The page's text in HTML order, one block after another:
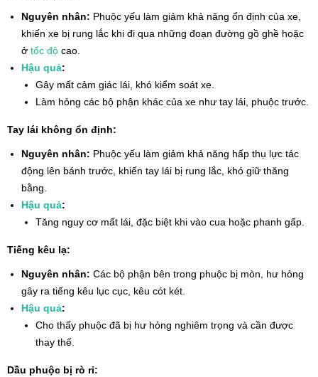
Nguyên nhân: Phuộc yếu làm giảm khả năng ổn định của xe,
khiến xe bị rung lắc khi đi qua những đoạn đường gồ ghề hoặc
ở tốc độ cao.
Hậu quả:
Gây mất cảm giác lái, khó kiểm soát xe.
Làm hỏng các bộ phận khác của xe như tay lái, phuộc trước.
Tay lái không ổn định:
Nguyên nhân: Phuộc yếu làm giảm khả năng hấp thụ lực tác
động lên bánh trước, khiến tay lái bị rung lắc, khó giữ thăng
bằng.
Hậu quả:
Tăng nguy cơ mất lái, đặc biệt khi vào cua hoặc phanh gấp.
Tiếng kêu lạ:
Nguyên nhân: Các bộ phận bên trong phuộc bị mòn, hư hỏng
gây ra tiếng kêu lục cục, kêu cót két.
Hậu quả:
Cho thấy phuộc đã bị hư hỏng nghiêm trọng và cần được
thay thế.
Dầu phuộc bị rò rỉ: